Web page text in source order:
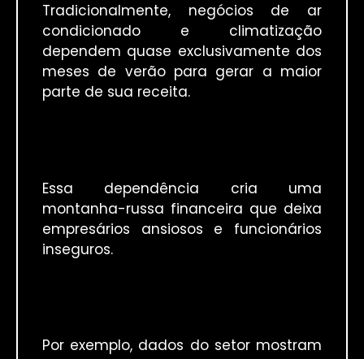
Tradicionalmente, negócios de ar
condicionado e climatização
dependem quase exclusivamente dos
meses de verão para gerar a maior
parte de sua receita.
Essa dependência cria uma
montanha-russa financeira que deixa
empresários ansiosos e funcionários
inseguros.
Por exemplo, dados do setor mostram